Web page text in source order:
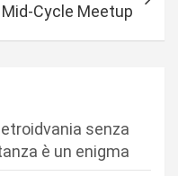
Mid-Cycle Meetup
senza
è un enigma